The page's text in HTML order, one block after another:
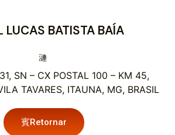
LUCAS BATISTA BAÍA
SN – CX POSTAL 100 – KM 45,
TAVARES, ITAUNA, MG, BRASIL
Retornar